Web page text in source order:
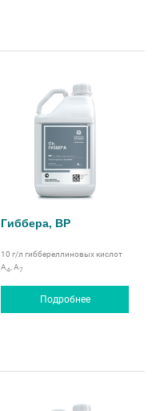
Гиббера, ВР
10 г/л гиббереллиновых кислот
А4, А7
Подробнее